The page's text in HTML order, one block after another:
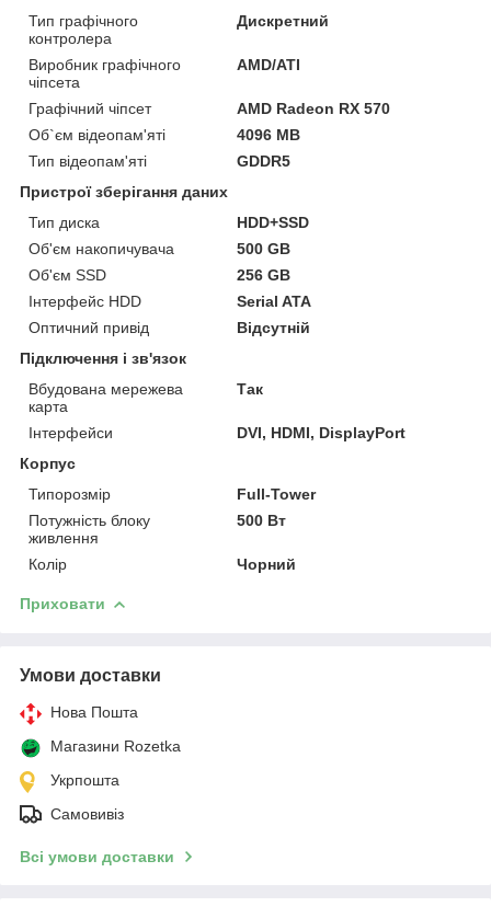
Тип графічного
контролера
Дискретний
Виробник графічного
чіпсета
AMD/ATI
Графічний чіпсет
AMD Radeon RX 570
Об`єм відеопам'яті
4096 MB
Тип відеопам'яті
GDDR5
Пристрої зберігання даних
Тип диска
HDD+SSD
Об'єм накопичувача
500 GB
Об'єм SSD
256 GB
Інтерфейс HDD
Serial ATA
Оптичний привід
Відсутній
Підключення і зв'язок
Вбудована мережева
карта
Так
Інтерфейси
DVI, HDMI, DisplayPort
Корпус
Типорозмір
Full-Tower
Потужність блоку
живлення
500 Вт
Колір Чорний
Приховати
Умови доставки
Нова Пошта
Магазини Rozetka
Укрпошта
Самовивіз
Всі умови доставки